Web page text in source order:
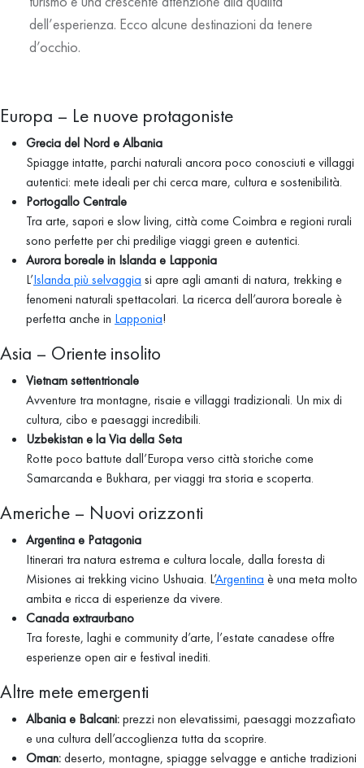
dell’esperienza. Ecco alcune destinazioni da tenere
d’occhio.
Europa – Le nuove protagoniste
Grecia del Nord e Albania
Spiagge intatte, parchi naturali ancora poco conosciuti e villaggi
autentici: mete ideali per chi cerca mare, cultura e sostenibilità.
Portogallo Centrale
Tra arte, sapori e slow living, città come Coimbra e regioni rurali
sono perfette per chi predilige viaggi green e autentici.
Aurora boreale in Islanda e Lapponia
L’Islanda più selvaggia si apre agli amanti di natura, trekking e
fenomeni naturali spettacolari. La ricerca dell’aurora boreale è
perfetta anche in Lapponia!
Asia – Oriente insolito
Vietnam settentrionale
Avventure tra montagne, risaie e villaggi tradizionali. Un mix di
cultura, cibo e paesaggi incredibili.
Uzbekistan e la Via della Seta
Rotte poco battute dall’Europa verso città storiche come
Samarcanda e Bukhara, per viaggi tra storia e scoperta.
Americhe – Nuovi orizzonti
Argentina e Patagonia
Itinerari tra natura estrema e cultura locale, dalla foresta di
Misiones ai trekking vicino Ushuaia. L’Argentina è una meta molto
ambita e ricca di esperienze da vivere.
Canada extraurbano
Tra foreste, laghi e community d’arte, l’estate canadese offre
esperienze open air e festival inediti.
Altre mete emergenti
Albania e Balcani:prezzi non elevatissimi, paesaggi mozzafiato
e una cultura dell’accoglienza tutta da scoprire.
Oman:deserto, montagne, spiagge selvagge e antiche tradizioni